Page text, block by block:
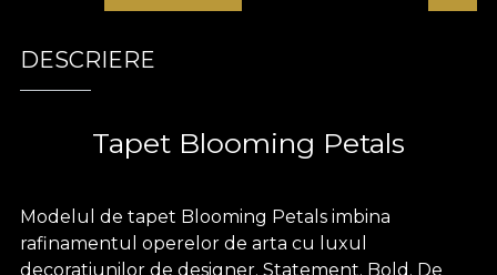
DESCRIERE
Tapet Blooming Petals
Modelul de tapet Blooming Petals imbina
rafinamentul operelor de arta cu luxul
decoratiunilor de designer. Statement. Bold. De